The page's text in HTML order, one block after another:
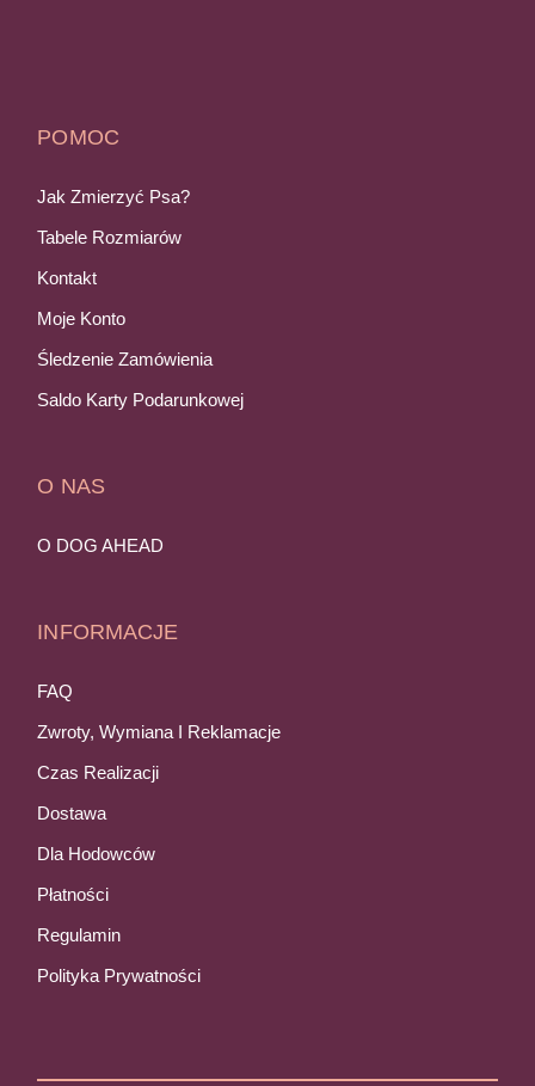
POMOC
Jak Zmierzyć Psa?
Tabele Rozmiarów
Kontakt
Moje Konto
Śledzenie Zamówienia
Saldo Karty Podarunkowej
O NAS
O DOG AHEAD
INFORMACJE
FAQ
Zwroty, Wymiana I Reklamacje
Czas Realizacji
Dostawa
Dla Hodowców
Płatności
Regulamin
Polityka Prywatności